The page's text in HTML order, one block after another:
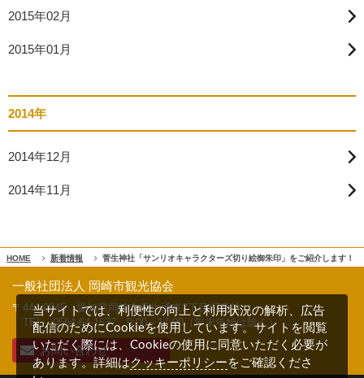
2015年02月
2015年01月
2014年
2014年12月
2014年11月
HOME 新着情報 菅生神社「サンリオキャラクターズ切り絵御朱印」をご紹介します！
一般社団法人 岡崎市観光協会
〒444-0045 愛知県岡崎市康生通東2丁目47番地
TEL 0564-64-16379:00～17:00（年末年始は除く）
お問い合わせ
当サイトでは、利便性の向上と利用状況の解析、広告
配信のためにCookieを使用しています。サイトを閲覧
いただく際には、Cookieの使用に同意いただく必要が
あります。詳細はクッキーポリシー をご確認くださ